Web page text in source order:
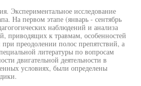
Экспериментальное исследование
На первом этапе (январь - сентябрь
наблюдений и анализа
приводящих к травмам, особенностей
при преодолении полос препятствий, а
литературы по вопросам
двигательной деятельности в
условиях, были определены